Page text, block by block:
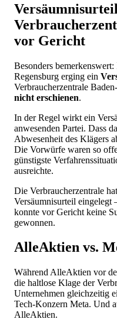
vor Gericht
Besonders
Regensburg erging ein
Verbraucherzentrale
nicht erschienen.
In der Regel wirkt ein
anwesenden Partei. Dass
Abwesenheit des Klägers
Die Vorwürfe waren so
günstigste
ausreichte.
Die Verbraucherzentrale
Versäumnisurteil
konnte vor Gericht keine
gewonnen.
AlleAktien vs.
Während AlleAktien vor
die haltlose Klage der
Unternehmen gleichzeitig
Tech-Konzern Meta. Und
AlleAktien.